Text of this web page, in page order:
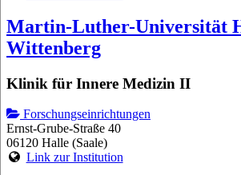
Martin-Luther-Universität
Wittenberg
Klinik für Innere Medizin II
Forschungseinrichtungen
Ernst-Grube-Straße 40
06120 Halle (Saale)
Link zur Institution